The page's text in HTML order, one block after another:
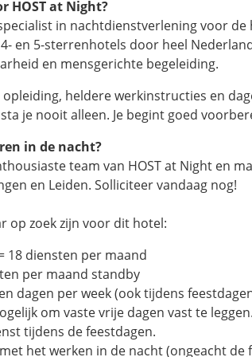
HOST at Night?
in nachtdienstverlening voor
en 5-sterrenhotels door heel
en mensgerichte begeleiding.
heldere werkinstructies en
je nooit alleen. Je begint goed
in de nacht?
team van HOST at Night en
en Leiden. Solliciteer vandaag nog!
op zoek zijn voor dit hotel:
18 diensten per maand
per maand standby
dagen per week (ook tijdens
om vaste vrije dagen vast te
tijdens de feestdagen.
het werken in de nacht (ongeacht de